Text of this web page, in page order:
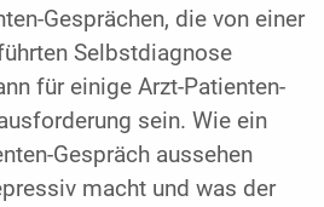
Gesprächen, die von einer
Selbstdiagnose
für einige Arzt-Patienten-
sein. Wie ein
Gespräch aussehen
macht und was der